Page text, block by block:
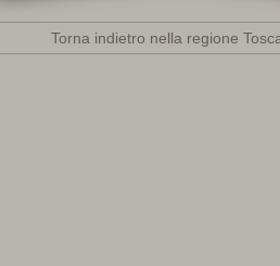
Torna indietro nella regione